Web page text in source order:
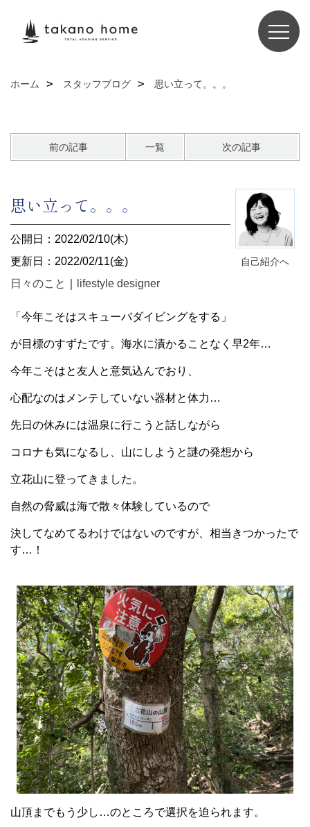
ホーム スタッフブログ 思い立って。。。
前の記事 一覧 次の記事
自己紹介へ
思い立って。。。
公開日：2022/02/10(木)
更新日：2022/02/11(金)
日々のこと
lifestyle designer
「今年こそはスキューバダイビングをする」
が目標のすずたです。海水に漬かることなく早2年…
今年こそはと友人と意気込んでおり、
心配なのはメンテしていない器材と体力…
先日の休みには温泉に行こうと話しながら
コロナも気になるし、山にしようと謎の発想から
立花山に登ってきました。
自然の脅威は海で散々体験しているので
決してなめてるわけではないのですが、相当きつかったで
す…！
山頂までもう少し…のところで選択を迫られます。